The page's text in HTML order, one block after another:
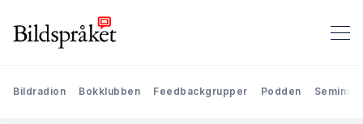
Bildradion Bokklubben Feedbackgrupper Podden